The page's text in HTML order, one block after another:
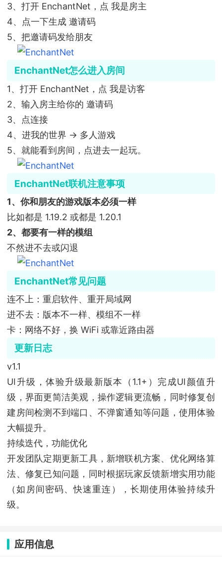
3、打开 EnchantNet，点 我是房主
4、点一下生成 邀请码
5、把邀请码发给朋友
EnchantNet怎么进入房间
1、打开 EnchantNet，点 我是访客
2、输入房主给你的 邀请码
3、点连接
4、进我的世界 → 多人游戏
5、就能看到房间，点进去一起玩。
EnchantNet联机注意事项
1、你和朋友的游戏版本必须一样
比如都是 1.19.2 或都是 1.20.1
2、都要有一样的模组
不然进不去或闪退
EnchantNet常见问题
连不上：重启软件、重开局域网
进不去：版本不一样、模组不一样
卡：网络不好，换 WiFi 或靠近路由器
更新日志
v1.1
UI升级，体验升级最新版本（1.1+）完成UI颜值升
级，界面更简洁美观，操作逻辑更流畅，同时修复创
建房间检测不到端口、不弹窗通知等问题，使用体验
大幅提升。
持续迭代，功能优化
开发团队定期更新工具，新增联机方案、优化网络算
法、修复已知问题，同时根据玩家反馈新增实用功能
（如房间密码、快速重连），长期使用体验持续升
级。
应用信息